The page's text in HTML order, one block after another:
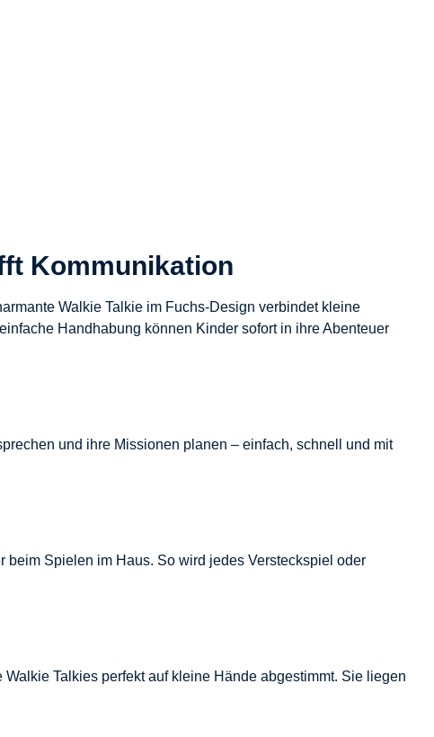
Kommunikation
Walkie Talkie im Fuchs-Design verbindet kleine
Handhabung können Kinder sofort in ihre Abenteuer
und ihre Missionen planen – einfach, schnell und mit
beim Spielen im Haus. So wird jedes Versteckspiel oder
Walkie Talkies perfekt auf kleine Hände abgestimmt. Sie liegen